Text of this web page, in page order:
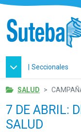
| Seccionales
SALUD
7 DE ABRIL:
SALUD